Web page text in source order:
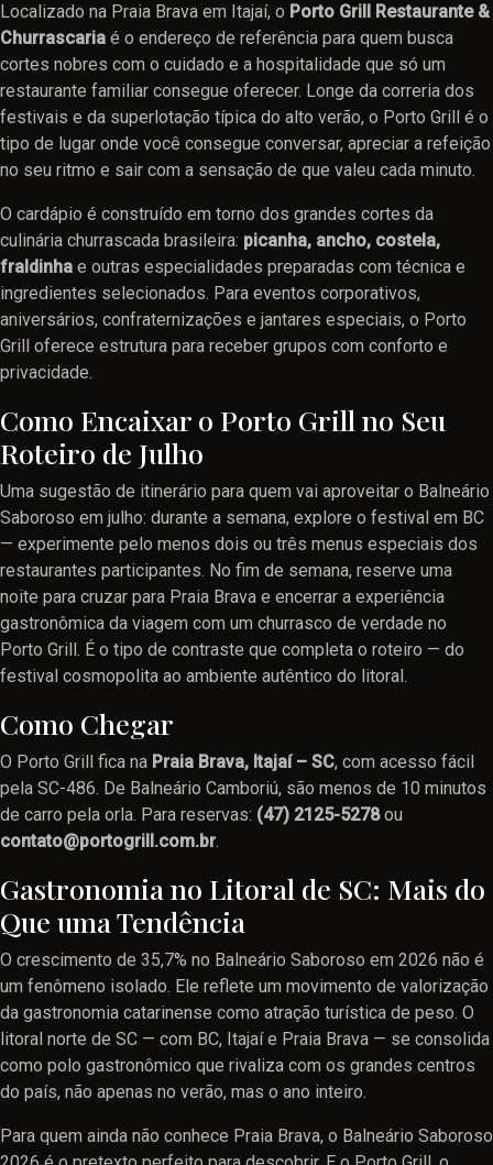
Localizado na Praia Brava em Itajaí, o Porto Grill Restaurante &
Churrascaria é o endereço de referência para quem busca
cortes nobres com o cuidado e a hospitalidade que só um
restaurante familiar consegue oferecer. Longe da correria dos
festivais e da superlotação típica do alto verão, o Porto Grill é o
tipo de lugar onde você consegue conversar, apreciar a refeição
no seu ritmo e sair com a sensação de que valeu cada minuto.
O cardápio é construído em torno dos grandes cortes da
culinária churrascada brasileira: picanha, ancho, costela,
fraldinha e outras especialidades preparadas com técnica e
ingredientes selecionados. Para eventos corporativos,
aniversários, confraternizações e jantares especiais, o Porto
Grill oferece estrutura para receber grupos com conforto e
privacidade.
Como Encaixar o Porto Grill no Seu
Roteiro de Julho
Uma sugestão de itinerário para quem vai aproveitar o Balneário
Saboroso em julho: durante a semana, explore o festival em BC
— experimente pelo menos dois ou três menus especiais dos
restaurantes participantes. No fim de semana, reserve uma
noite para cruzar para Praia Brava e encerrar a experiência
gastronômica da viagem com um churrasco de verdade no
Porto Grill. É o tipo de contraste que completa o roteiro — do
festival cosmopolita ao ambiente autêntico do litoral.
Como Chegar
O Porto Grill fica na Praia Brava, Itajaí – SC, com acesso fácil
pela SC-486. De Balneário Camboriú, são menos de 10 minutos
de carro pela orla. Para reservas: (47) 2125-5278ou
contato@portogrill.com.br.
Gastronomia no Litoral de SC: Mais do
Que uma Tendência
O crescimento de 35,7% no Balneário Saboroso em 2026 não é
um fenômeno isolado. Ele reflete um movimento de valorização
da gastronomia catarinense como atração turística de peso. O
litoral norte de SC — com BC, Itajaí e Praia Brava — se consolida
como polo gastronômico que rivaliza com os grandes centros
do país, não apenas no verão, mas o ano inteiro.
Para quem ainda não conhece Praia Brava, o Balneário Saboroso